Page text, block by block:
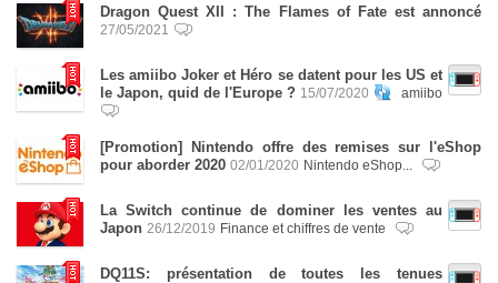
Dragon Quest XII : The Flames of Fate est annoncé
27/05/2021
Les amiibo Joker et Héro se datent pour les US et
le Japon, quid de l'Europe ? 15/07/2020 amiibo
[Promotion] Nintendo offre des remises sur l'eShop
pour aborder 2020 02/01/2020 Nintendo eShop...
La Switch continue de dominer les ventes au
Japon 26/12/2019 Finance et chiffres de vente
DQ11S: présentation de toutes les tenues